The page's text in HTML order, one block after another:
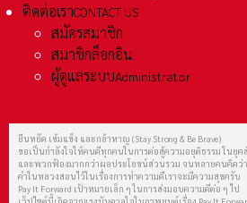
ติดต่อเราCONTACT US
สมัครสมาชิก
สมาชิกล็อกอิน
ผู้ดูแลระบบAdministrator
ยืนหยัด เข้มแข็ง และกล้าหาญ (Stay Strong & Be Brave)
ขอเป็นกำลังใจให้คนดีทุกคนในการต่อสู้ความอยุติธรรม ในยุ
และพวกฟ้องมากกว่าผลประโยชน์ส่วนรวม จนหลายคนคิดว่
คำในหลวงสอนไว้ในเรื่องการทำความดีเราจะมีความสุขครับ
Pay It Forward เป้าหมายเล็ก ๆ ในการส่งมอบความดีต่อ ๆ ไป